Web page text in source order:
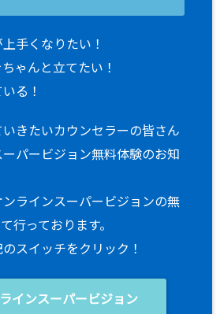
手くなりたい！
ゃんと立てたい！
る！
きたいカウンセラーの皆さん
パービジョン無料体験のお知
ラインスーパービジョンの無
行っております。
スイッチをクリック！
インスーパービジョン